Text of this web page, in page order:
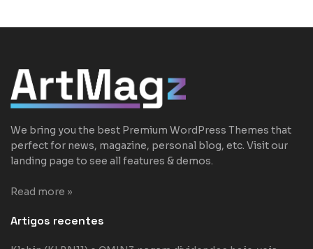
We bring you the best Premium WordPress Themes that
perfect for news, magazine, personal blog, etc. Visit our
landing page to see all features & demos.
Read more »
Artigos recentes